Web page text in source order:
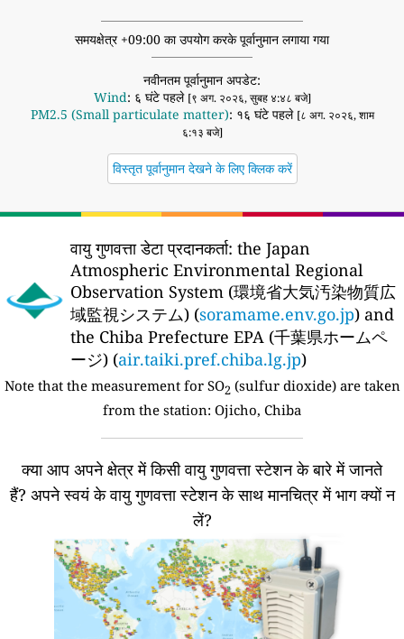
समयक्षेत्र +09:00 का उपयोग करके पूर्वानुमान लगाया गया
नवीनतम पूर्वानुमान अपडेट:
Wind: ६ घंटे पहले [९ अग. २०२६, सुबह ४:४८ बजे]
PM2.5 (Small particulate matter): १६ घंटे पहले [८ अग. २०२६, शाम
६:१३ बजे]
विस्तृत पूर्वानुमान देखने के लिए क्लिक करें
वायु गुणवत्ता डेटा प्रदानकर्ता: the Japan
Atmospheric Environmental Regional
Observation System (環境省大気汚染物質広
域監視システム) (soramame.env.go.jp) and
the Chiba Prefecture EPA (千葉県ホームペ
ージ) (air.taiki.pref.chiba.lg.jp)
Note that the measurement for SO2 (sulfur dioxide) are taken
from the station: Ojicho, Chiba
क्या आप अपने क्षेत्र में किसी वायु गुणवत्ता स्टेशन के बारे में जानते
हैं? अपने स्वयं के वायु गुणवत्ता स्टेशन के साथ मानचित्र में भाग क्यों न
लें?